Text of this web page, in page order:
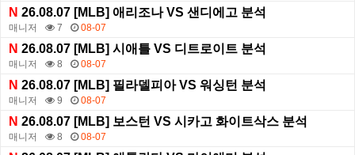
N 26.08.07 [MLB] 애리조나 VS 샌디에고 분석
매니저 7 08-07
N 26.08.07 [MLB] 시애틀 VS 디트로이트 분석
매니저 8 08-07
N 26.08.07 [MLB] 필라델피아 VS 워싱턴 분석
매니저 9 08-07
N 26.08.07 [MLB] 보스턴 VS 시카고 화이트삭스 분석
매니저 8 08-07